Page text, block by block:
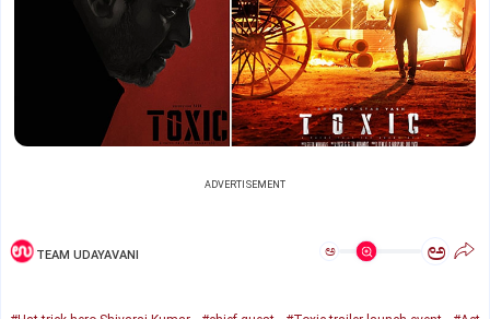
ADVERTISEMENT
TEAM UDAYAVANI ಅ ಅ